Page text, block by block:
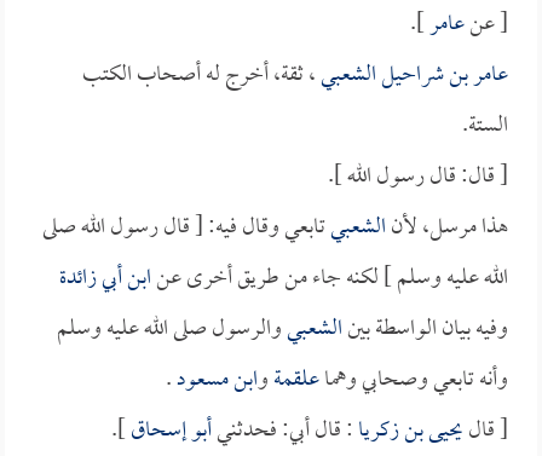
[ عنعامر].
عامر بن شراحيل الشعبي، ثقة، أخرج له أصحاب الكتب
الستة.
[ قال: قال رسول الله ].
هذا مرسل، لأنالشعبيتابعي وقال فيه: [ قال رسول الله صلى
الله عليه وسلم ] لكنه جاء من طريق أخرى عنابن أبي زائدة
وفيه بيان الواسطة بينالشعبيوالرسول صلى الله عليه وسلم
وأنه تابعي وصحابي وهماعلقمةوابن مسعود.
[ قاليحيى بن زكريا: قال أبي: فحدثنيأبو إسحاق].